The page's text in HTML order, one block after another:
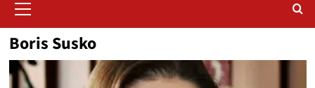
Menu
Boris Susko